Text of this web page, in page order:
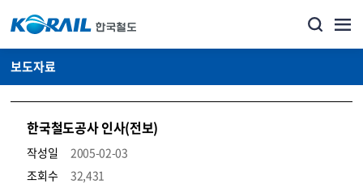
보도자료
한국철도공사 인사(전보)
작성일
2005-02-03
조회수
32,431